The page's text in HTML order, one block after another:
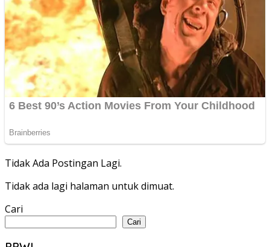
Tidak Ada Postingan Lagi.
Tidak ada lagi halaman untuk dimuat.
Cari
Cari